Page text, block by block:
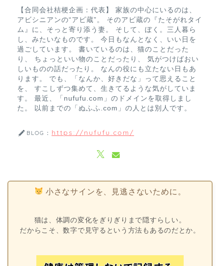
【合同会社桔梗企画：代表】 家族の中心にいるのは、
アビシニアンの“アビ蔵”。 そのアビ蔵の『たそがれタイ
ム』に、そっと寄り添う妻。 そして、ぼく。三人暮ら
し、みたいなものです。 今日もなんとなく、いい日を
過ごしています。 書いているのは、猫のことだった
り、 ちょっといい物のことだったり、 気がつけばおい
しいものの話だったり。 なんの役にも立たない日もあ
ります。 でも、「なんか、好きだな」って思えること
を、 すこしずつ集めて、生きてるような気がしていま
す。 最近、「nufufu.com」のドメインを取得しまし
た。 以前までの「ぬふふ.com」の人とは別人です。
BLOG： https://nufufu.com/
小さなサインを、見逃さないために。
猫は、体調の変化をぎりぎりまで隠すらしい。
だからこそ、数字で見守るという方法もあるのだとか。